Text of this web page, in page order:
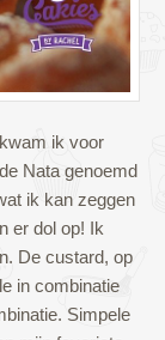
ik voor
Nata genoemd
ik kan zeggen
er dol op! Ik
De custard, op
in combinatie
Simpele